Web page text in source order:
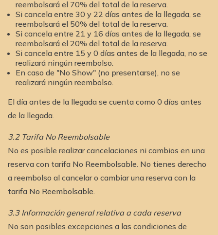
reembolsará el 70% del total de la reserva.
Si cancela entre 30 y 22 días antes de la llegada, se
reembolsará el 50% del total de la reserva.
Si cancela entre 21 y 16 días antes de la llegada, se
reembolsará el 20% del total de la reserva.
Si cancela entre 15 y 0 días antes de la llegada, no se
realizará ningún reembolso.
En caso de "No Show" (no presentarse), no se
realizará ningún reembolso.
El día antes de la llegada se cuenta como 0 días antes
de la llegada.
3.2 Tarifa No Reembolsable
No es posible realizar cancelaciones ni cambios en una
reserva con tarifa No Reembolsable. No tienes derecho
a reembolso al cancelar o cambiar una reserva con la
tarifa No Reembolsable.
3.3 Información general relativa a cada reserva
No son posibles excepciones a las condiciones de